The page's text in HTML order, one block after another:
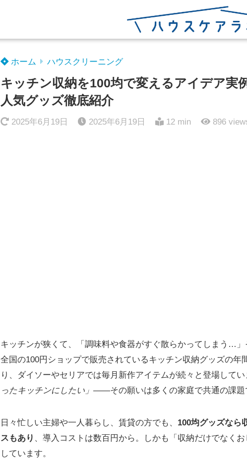
ホーム ハウスクリーニング
キッチン収納を100均で変えるアイデア実
人気グッズ徹底紹介
2025年6月19日 2025年6月19日 12 min 896
キッチンが狭くて、「調味料や食器がすぐ散らかってしまう…」
全国の100円ショップで販売されているキッチン収納グッズの年
り、ダイソーやセリアでは毎月新作アイテムが続々と登場してい
ったキッチンにしたい」 ――その願いは多くの家庭で共通の課題
日々忙しい主婦や一人暮らし、賃貸の方でも、 100均グッズなら
スもあり 、導入コストは数百円から。しかも「収納だけでなく
しています。